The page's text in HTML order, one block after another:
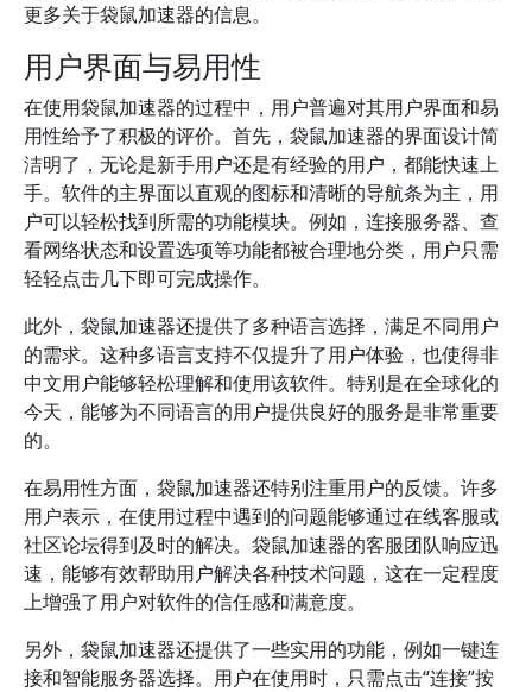
更多关于袋鼠加速器的信息。
用户界面与易用性
在使用袋鼠加速器的过程中，用户普遍对其用户界面和易
用性给予了积极的评价。首先，袋鼠加速器的界面设计简
洁明了，无论是新手用户还是有经验的用户，都能快速上
手。软件的主界面以直观的图标和清晰的导航条为主，用
户可以轻松找到所需的功能模块。例如，连接服务器、查
看网络状态和设置选项等功能都被合理地分类，用户只需
轻轻点击几下即可完成操作。
此外，袋鼠加速器还提供了多种语言选择，满足不同用户
的需求。这种多语言支持不仅提升了用户体验，也使得非
中文用户能够轻松理解和使用该软件。特别是在全球化的
今天，能够为不同语言的用户提供良好的服务是非常重要
的。
在易用性方面，袋鼠加速器还特别注重用户的反馈。许多
用户表示，在使用过程中遇到的问题能够通过在线客服或
社区论坛得到及时的解决。袋鼠加速器的客服团队响应迅
速，能够有效帮助用户解决各种技术问题，这在一定程度
上增强了用户对软件的信任感和满意度。
另外，袋鼠加速器还提供了一些实用的功能，例如一键连
接和智能服务器选择。用户在使用时，只需点击“连接”按